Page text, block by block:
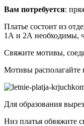
Вам потребуется:
Платье состоит из
1А и 2А необходимы,
Свяжите мотивы,
Мотивы располагайте
Для образования
Низ платья обвяжите